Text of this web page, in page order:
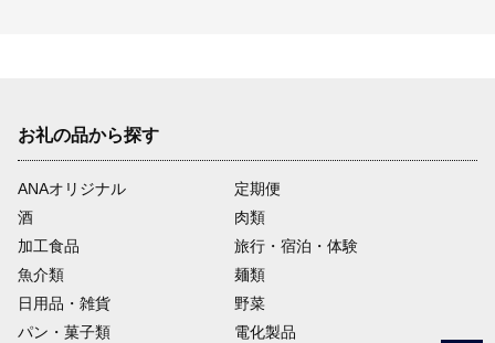
お礼の品から探す
ANAオリジナル
定期便
酒
肉類
加工食品
旅行・宿泊・体験
魚介類
麺類
日用品・雑貨
野菜
パン・菓子類
電化製品